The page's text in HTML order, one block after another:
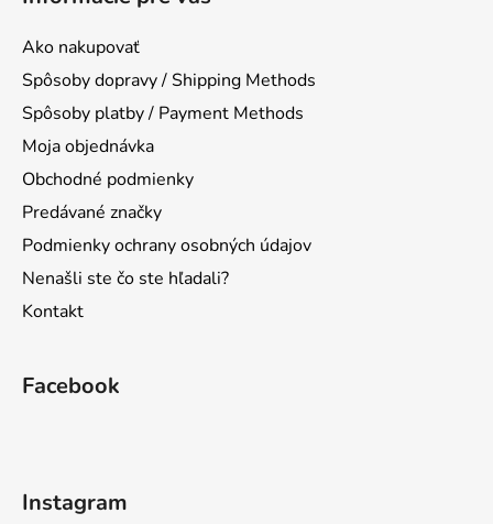
Ako nakupovať
Spôsoby dopravy / Shipping Methods
Spôsoby platby / Payment Methods
Moja objednávka
Obchodné podmienky
Predávané značky
Podmienky ochrany osobných údajov
Nenašli ste čo ste hľadali?
Kontakt
Facebook
Instagram